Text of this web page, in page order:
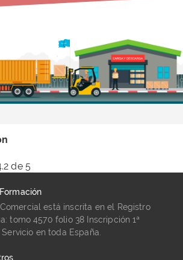
de 5
está inscrita en el Registro
tomo 4570 folio 38 Inscripción 1ª
en toda España.